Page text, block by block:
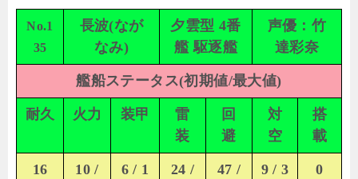
No.1
35
長波(なが
なみ)
夕雲型 4番
艦 駆逐艦
声優：竹
達彩奈
艦船ステータス(初期値/最大値)
耐久 火力 装甲
雷
装
回
避
対
空
搭
載
16
10 /
6 / 1
24 /
47 /
9 / 3
0